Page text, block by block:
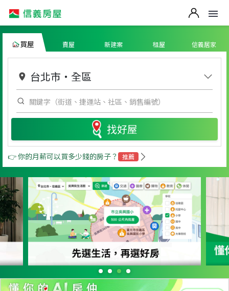
買屋 賣屋 新建案 租屋 信義居家
台北市 ・ 全區
找好屋
👉 你的月薪可以買多少錢的房子？ 推薦